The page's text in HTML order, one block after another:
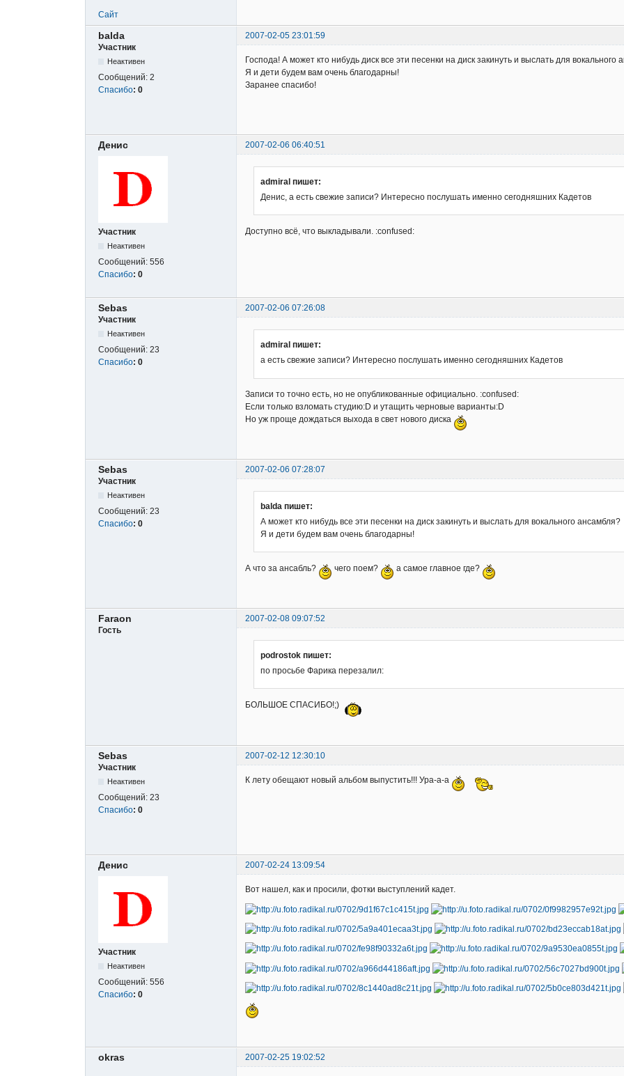
Сайт
balda
2007-02-05 23:01:59
Участник
Неактивен
Сообщений: 2
Спасибо: 0
Господа! А может кто нибудь диск все эти песенки на диск закинуть и выслать для вокального
Я и дети будем вам очень благодарны!
Заранее спасибо!
Денис 2007-02-06 06:40:51
Участник
Неактивен
Сообщений: 556
Спасибо: 0
admiral пишет:
Денис, а есть свежие записи? Интересно послушать именно сегодняшних Кадетов
Доступно всё, что выкладывали. :confused:
Sebas
2007-02-06 07:26:08
Участник
Неактивен
Сообщений: 23
Спасибо: 0
admiral пишет:
а есть свежие записи? Интересно послушать именно сегодняшних Кадетов
Записи то точно есть, но не опубликованные официально. :confused:
Если только взломать студию:D и утащить черновые варианты:D
Но уж проще дождаться выхода в свет нового диска
Sebas
2007-02-06 07:28:07
Участник
Неактивен
Сообщений: 23
Спасибо: 0
balda пишет:
А может кто нибудь все эти песенки на диск закинуть и выслать для вокального ансамбля?
Я и дети будем вам очень благодарны!
А что за ансабль? чего поем? а самое главное где?
Faraon
2007-02-08 09:07:52
Гость
podrostok пишет:
по просьбе Фарика перезалил:
БОЛЬШОЕ СПАСИБО!;)
Sebas
2007-02-12 12:30:10
Участник
Неактивен
Сообщений: 23
Спасибо: 0
К лету обещают новый альбом выпустить!!! Ура-а-а
Денис 2007-02-24 13:09:54
Участник
Неактивен
Сообщений: 556
Спасибо: 0
Вот нашел, как и просили, фотки выступлений кадет.
okras 2007-02-25 19:02:52